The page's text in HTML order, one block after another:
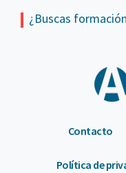
¿Buscas
Contacto
Política de